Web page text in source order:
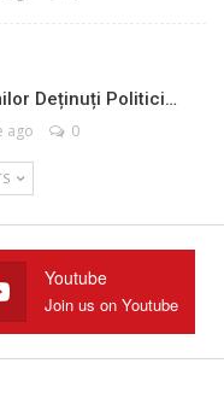
Deținuți Politici…
ago 0
Youtube
Join us on Youtube